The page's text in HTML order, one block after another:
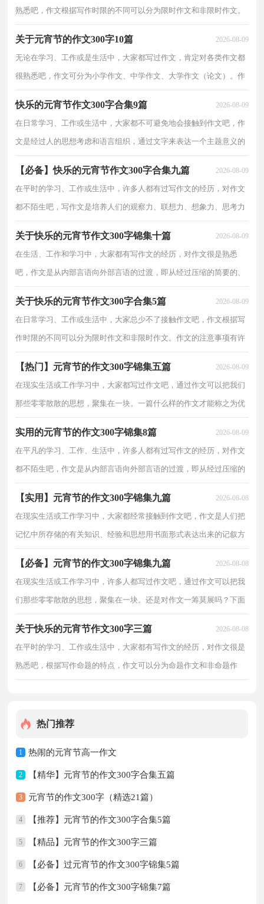
熟悉吧，作文根据写作时限的不同可以分为限时作文和非限时作文。
的作文300字8篇，
关于元宵节的作文300字10篇 2026-08-09
无论在学习、工作或是生活中，大家都写过作文，肯定对各类作文都
很熟悉吧，作文可分为小学作文、中学作文、大学作文（论文）。作
节的作文300字10
快乐的元宵节作文300字合集9篇 2026-08-09
在日常学习、工作或生活中，大家都不可避免地会接触到作文吧，作
文是经过人的思想考虑和语言组织，通过文字来表达一个主题意义的
节作文300字9篇，
【必备】快乐的元宵节作文300字合集九篇 2026-08-09
在平时的学习、工作或生活中，许多人都有过写作文的经历，对作文
都不陌生吧，写作文是培养人们的观察力、联想力、想象力、思考力
理的快乐的元宵节作文
关于快乐的元宵节作文300字锦集十篇 2026-08-09
在生活、工作和学习中，大家都有写作文的经历，对作文很是熟悉
吧，作文是从内部言语向外部言语的过渡，即从经过压缩的简要的、
解的外部语言形式的转化
关于快乐的元宵节作文300字合集5篇 2026-08-09
在日常学习、工作或生活中，大家总少不了接触作文吧，作文根据写
作时限的不同可以分为限时作文和非限时作文。作文的注意事项有许
字5篇，希望对大家
【热门】元宵节的作文300字锦集五篇 2026-08-09
在现实生活或工作学习中，大家都写过作文吧，通过作文可以把我们
那些零零散散的思想，聚集在一块。一篇什么样的作文才能称之为优
实用的元宵节的作文300字锦集8篇 2026-08-09
在平凡的学习、工作、生活中，许多人都有过写作文的经历，对作文
都不陌生吧，作文是从内部言语向外部言语的过渡，即从经过压缩的
【实用】元宵节的作文300字锦集九篇 2026-08-08
在现实生活或工作学习中，大家都经常接触到作文吧，作文是人们把
记忆中所存储的有关知识、经验和思想用书面形式表达出来的记叙方
【必备】元宵节的作文300字锦集九篇 2026-08-08
在现实生活或工作学习中，许多人都写过作文吧，通过作文可以把我
们那些零零散散的思想，聚集在一块。还是对作文一筹莫展吗？下面
看吧。元宵节的作
关于快乐的元宵节作文300字三篇 2026-08-08
在平时的学习、工作或生活中，大家都有写作文的经历，对作文很是
熟悉吧，根据写作命题的特点，作文可以分为命题作文和非命题作
热门推荐
1 热闹的元宵节高一作文
2 【精华】元宵节的作文300字合集五篇
3 元宵节的作文300字（精选21篇）
4 【推荐】元宵节的作文300字合集5篇
5 【精品】元宵节的作文300字三篇
6 【必备】过元宵节的作文300字锦集5篇
7 【必备】元宵节的作文300字锦集7篇